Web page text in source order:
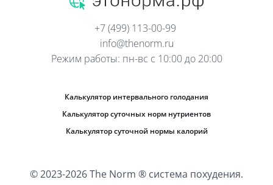
+7 (499) 113-00-99
info@thenorm.ru
Режим работы: пн-вс с 10:00 до 20:00
Калькулятор интервального голодания
Калькулятор суточных норм нутриентов
Калькулятор суточной нормы калорий
© 2023-2026 The Norm ® система похудения.